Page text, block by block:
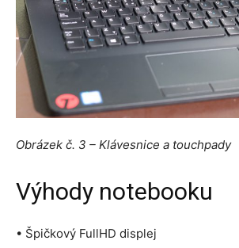
Obrázek č. 3 – Klávesnice a touchpady
Výhody notebooku
• Špičkový FullHD displej